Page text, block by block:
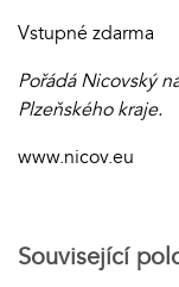
Vstupné zdarma
Pořádá Nicovský
Plzeňského kraje.
www.nicov.eu
Související